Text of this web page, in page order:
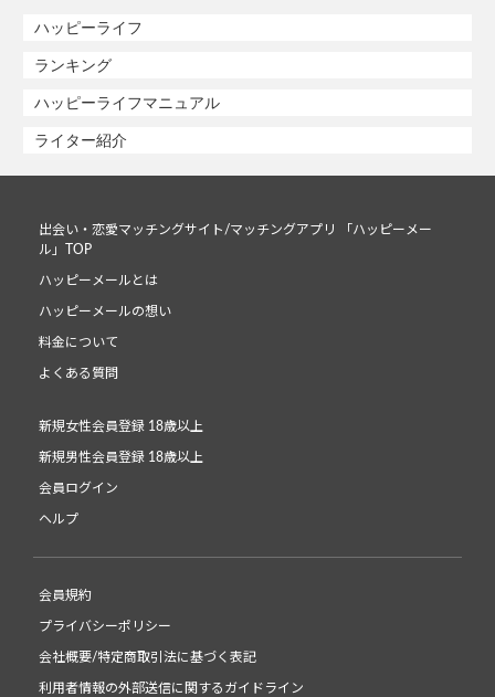
ハッピーライフ
ランキング
ハッピーライフマニュアル
ライター紹介
出会い・恋愛マッチングサイト/マッチングアプリ 「ハッピーメー
ル」TOP
ハッピーメールとは
ハッピーメールの想い
料金について
よくある質問
新規女性会員登録 18歳以上
新規男性会員登録 18歳以上
会員ログイン
ヘルプ
会員規約
プライバシーポリシー
会社概要/特定商取引法に基づく表記
利用者情報の外部送信に関するガイドライン